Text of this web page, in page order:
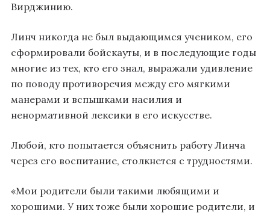
Вирджинию.
Линч никогда не был выдающимся учеником, его
сформировали бойскауты, и в последующие годы
многие из тех, кто его знал, выражали удивление
по поводу противоречия между его мягкими
манерами и вспышками насилия и
ненормативной лексики в его искусстве.
Любой, кто попытается объяснить работу Линча
через его воспитание, столкнется с трудностями.
«Мои родители были такими любящими и
хорошими. У них тоже были хорошие родители, и